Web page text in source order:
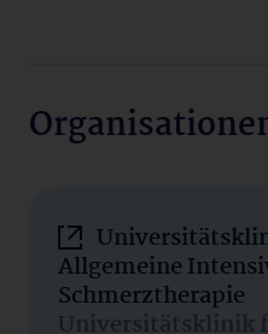
Allgemeine
Schmerztherapie
Universitätsklinik